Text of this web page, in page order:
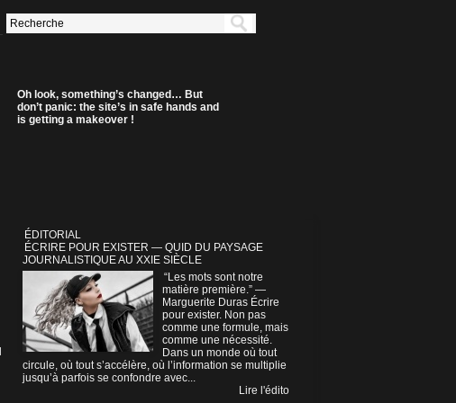
Oh look, something’s changed… But
don’t panic: the site’s in safe hands and
is getting a makeover !
ÉDITORIAL
ÉCRIRE POUR EXISTER — QUID DU PAYSAGE
JOURNALISTIQUE AU XXIE SIÈCLE
“Les mots sont notre
matière première.” —
Marguerite Duras Écrire
pour exister. Non pas
comme une formule, mais
comme une nécessité.
Dans un monde où tout
circule, où tout s’accélère, où l’information se multiplie
jusqu’à parfois se confondre avec...
Lire l'édito